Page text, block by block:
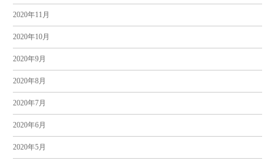
2020年11月
2020年10月
2020年9月
2020年8月
2020年7月
2020年6月
2020年5月